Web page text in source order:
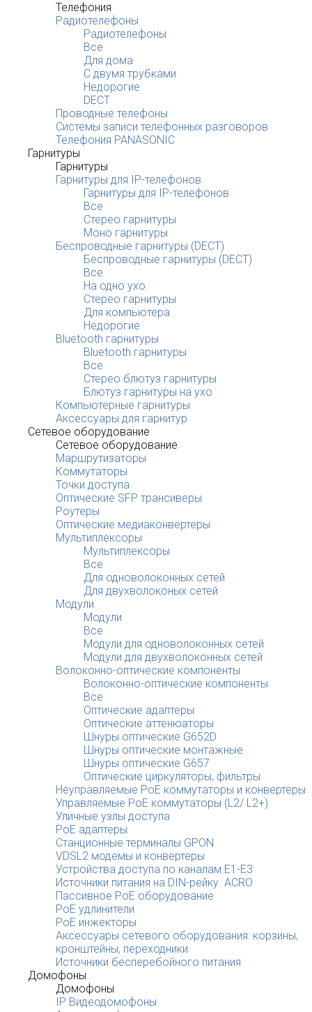
Телефония
Радиотелефоны
Радиотелефоны
Все
Для дома
С двумя трубками
Недорогие
DECT
Проводные телефоны
Системы записи телефонных разговоров
Телефония PANASONIC
Гарнитуры
Гарнитуры
Гарнитуры для IP-телефонов
Гарнитуры для IP-телефонов
Все
Стерео гарнитуры
Моно гарнитуры
Беспроводные гарнитуры (DECT)
Беспроводные гарнитуры (DECT)
Все
На одно ухо
Стерео гарнитуры
Для компьютера
Недорогие
Bluetooth гарнитуры
Bluetooth гарнитуры
Все
Стерео блютуз гарнитуры
Блютуз гарнитуры на ухо
Компьютерные гарнитуры
Аксессуары для гарнитур
Сетевое оборудование
Сетевое оборудование
Маршрутизаторы
Коммутаторы
Точки доступа
Оптические SFP трансиверы
Роутеры
Оптические медиаконвертеры
Мультиплексоры
Мультиплексоры
Все
Для одноволоконных сетей
Для двухволоконых сетей
Модули
Модули
Все
Модули для одноволоконных сетей
Модули для двухволоконных сетей
Волоконно-оптические компоненты
Волоконно-оптические компоненты
Все
Оптические адаптеры
Оптические аттенюаторы
Шнуры оптические G652D
Шнуры оптические монтажные
Шнуры оптические G657
Оптические циркуляторы, фильтры
Неуправляемые PoE коммутаторы и конвертеры
Управляемые PoE коммутаторы (L2/ L2+)
Уличные узлы доступа
PoE адаптеры
Станционные терминалы GPON
VDSL2 модемы и конвертеры
Устройства доступа по каналам E1-E3
Источники питания на DIN-рейку. ACRO
Пассивное PoE оборудование
PoE удлинители
PoE инжекторы
Аксессуары сетевого оборудования: корзины,
кронштейны, переходники
Источники бесперебойного питания
Домофоны
Домофоны
IP Видеодомофоны